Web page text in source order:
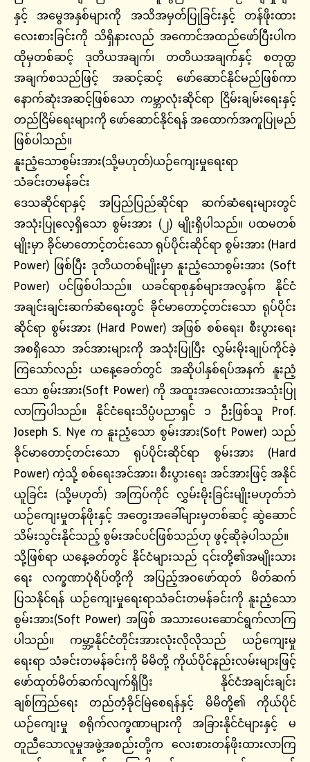
နှင့် အမွေအနှစ်များကို အသိအမှတ်ပြုခြင်းနှင့် တန်ဖိုးထား
လေးစားခြင်းကို သိရှိနားလည် အကောင်အထည်ဖော်ပြီးပါက
ထိုမှတစ်ဆင့် ဒုတိယအချက်၊ တတိယအချက်နှင့် စတုတ္ထ
အချက်စသည်ဖြင့် အဆင့်ဆင့် ဖော်ဆောင်နိုင်မည်ဖြစ်ကာ
နောက်ဆုံးအဆင့်ဖြစ်သော ကမ္ဘာလုံးဆိုင်ရာ ငြိမ်းချမ်းရေးနှင့်
တည်ငြိမ်ရေးများကို ဖော်ဆောင်နိုင်ရန် အထောက်အကူပြုမည်
ဖြစ်ပါသည်။
နူးညံ့သောစွမ်းအား(သို့မဟုတ်)ယဉ်ကျေးမှုရေးရာ
သံခင်းတမန်ခင်း
ဒေသဆိုင်ရာနှင့် အပြည်ပြည်ဆိုင်ရာ ဆက်ဆံရေးများတွင်
အသုံးပြုလေ့ရှိသော စွမ်းအား (၂) မျိုးရှိပါသည်။ ပထမတစ်
မျိုးမှာ ခိုင်မာတောင့်တင်းသော ရုပ်ပိုင်းဆိုင်ရာ စွမ်းအား (Hard
Power) ဖြစ်ပြီး ဒုတိယတစ်မျိုးမှာ နူးညံ့သောစွမ်းအား (Soft
Power) ပင်ဖြစ်ပါသည်။ ယခင်ရာစုနှစ်များအလွန်က နိုင်ငံ
အချင်းချင်းဆက်ဆံရေးတွင် ခိုင်မာတောင့်တင်းသော ရုပ်ပိုင်း
ဆိုင်ရာ စွမ်းအား (Hard Power) အဖြစ် စစ်ရေး၊ စီးပွားရေး
အစရှိသော အင်အားများကို အသုံးပြုပြီး လွှမ်းမိုးချုပ်ကိုင်ခဲ့
ကြသော်လည်း ယနေ့ခေတ်တွင် အဆိုပါနှစ်ရပ်အနက် နူးညံ့
သော စွမ်းအား(Soft Power) ကို အထူးအလေးထားအသုံးပြု
လာကြပါသည်။ နိုင်ငံရေးသိပ္ပံပညာရှင် ၁ ဉီးဖြစ်သူ Prof.
Joseph S. Nye က နူးညံ့သော စွမ်းအား(Soft Power) သည်
ခိုင်မာတောင့်တင်းသော ရုပ်ပိုင်းဆိုင်ရာ စွမ်းအား (Hard
Power) ကဲ့သို့ စစ်ရေးအင်အား၊ စီးပွားရေး အင်အားဖြင့် အနိုင်
ယူခြင်း (သို့မဟုတ်) အကြပ်ကိုင် လွှမ်းမိုးခြင်းမျိုးမဟုတ်ဘဲ
ယဉ်ကျေးမှုတန်ဖိုးနှင့် အတွေးအခေါ်များမှတစ်ဆင့် ဆွဲဆောင်
သိမ်းသွင်းနိုင်သည့် စွမ်းအင်ပင်ဖြစ်သည်ဟု ဖွင့်ဆိုခဲ့ပါသည်။
သို့ဖြစ်ရာ ယနေ့ခတ်တွင် နိုင်ငံများသည် ၎င်းတို့၏အမျိုးသား
ရေး လက္ခဏာပုံရိပ်တို့ကို အပြည့်အဝဖော်ထုတ် မိတ်ဆက်
ပြသနိုင်ရန် ယဉ်ကျေးမှုရေးရာသံခင်းတမန်ခင်းကို နူးညံ့သော
စွမ်းအား(Soft Power) အဖြစ် အသားပေးဆောင်ရွက်လာကြ
ပါသည်။ ကမ္ဘာ့နိုင်ငံတိုင်းအားလုံးလိုလိုသည် ယဉ်ကျေးမှု
ရေးရာ သံခင်းတမန်ခင်းကို မိမိတို့ ကိုယ်ပိုင်နည်းလမ်းများဖြင့်
ဖော်ထုတ်မိတ်ဆက်လျက်ရှိပြီး နိုင်ငံအချင်းချင်း
ချစ်ကြည်ရေး တည်တံ့ခိုင်မြဲစေရန်နှင့် မိမိတို့၏ ကိုယ်ပိုင်
ယဉ်ကျေးမှု စရိုက်လက္ခဏာများကို အခြားနိုင်ငံများနှင့် မ
တူညီသောလူမှုအဖွဲ့အစည်းတို့က လေးစားတန်ဖိုးထားလာကြ